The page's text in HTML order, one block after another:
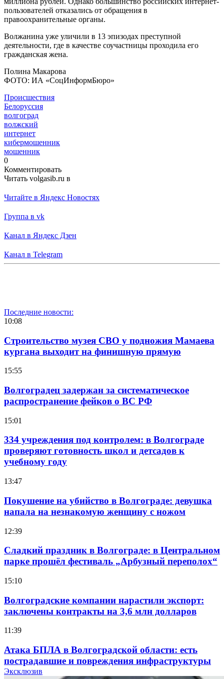
пользователей отказались от обращения в
правоохранительные органы.
Волжанина уже уличили в 13 эпизодах преступной
деятельности, где в качестве соучастницы проходила его
гражданская жена.
Полина Макарова
ФОТО: ИА «СоцИнформБюро»
Происшествия
Белоруссия
волгоград
волжский
интернет
кибермошенник
мошенник
0
Комментировать
Читать volgasib.ru в
Читайте в Яндекс Новостях
Группа в vk
Канал в Яндекс Дзен
Канал в Telegram
Последние новости:
10:08
Строительство музея СВО у подножия Мамаева
кургана выходит на финишную прямую
15:55
Волгоградец задержан за систематическое
распространение фейков о ВС РФ
15:01
334 учреждения под контролем: в Волгограде
проверяют готовность школ и детсадов к
учебному году
13:47
Покушение на убийство в Волгограде: девушка
напала на незнакомую женщину с ножом
12:39
Сладкий праздник в Волгограде: в Центральном
парке прошёл фестиваль „Арбузный переполох“
15:10
Волгоградские компании нарастили экспорт:
заключены контракты на 3,6 млн долларов
11:39
Атака БПЛА в Волгоградской области: есть
пострадавшие и повреждения инфраструктуры
Эксклюзив